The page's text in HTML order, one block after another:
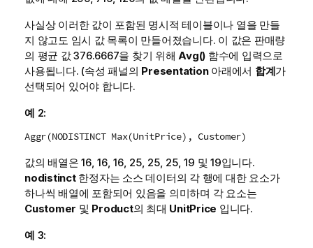
사실상 이러한 값이 포함된 명시적 테이블이나 열을 만들
지 않고도 임시 값 목록이 만들어졌습니다. 이 값은 판매량
의 평균 값 376.6667을 찾기 위해Avg() 함수에 입력으로
사용됩니다. (속성 패널의 Presentation아래에서 합계가
선택되어 있어야 합니다.
예 2:
Aggr(NODISTINCT Max(UnitPrice), Customer)
값의 배열은 16, 16, 16, 25, 25, 25, 19 및 19입니다.
nodistinct 한정자는 소스 데이터의 각 행에 대한 요소가
하나씩 배열에 포함되어 있음을 의미하며 각 요소는
Customer 및 Product의 최대 UnitPrice 입니다.
예 3: